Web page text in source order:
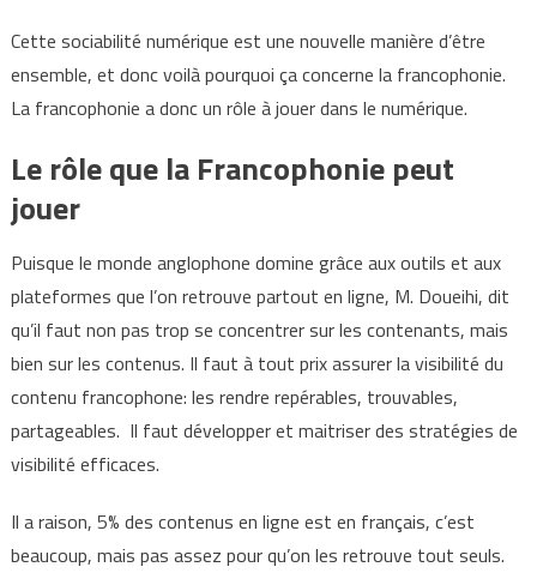
Cette sociabilité numérique est une nouvelle manière d’être
ensemble, et donc voilà pourquoi ça concerne la francophonie.
La francophonie a donc un rôle à jouer dans le numérique.
Le rôle que la Francophonie peut
jouer
Puisque le monde anglophone domine grâce aux outils et aux
plateformes que l’on retrouve partout en ligne, M. Doueihi, dit
qu’il faut non pas trop se concentrer sur les contenants, mais
bien sur les contenus. Il faut à tout prix assurerla visibilité du
contenu francophone: les rendre repérables, trouvables,
partageables. Il faut développer et maitriser des stratégies de
visibilité efficaces.
Il a raison, 5% des contenus en ligne est en français, c’est
beaucoup, mais pas assez pour qu’on les retrouve tout seuls.